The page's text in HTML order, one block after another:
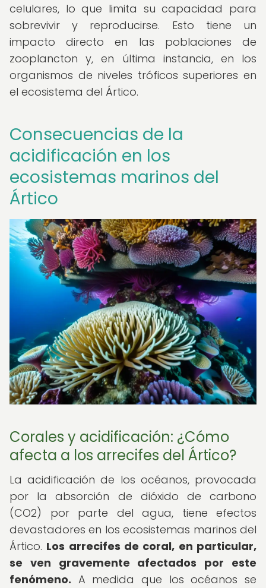
celulares, lo que limita su capacidad para
sobrevivir y reproducirse. Esto tiene un
impacto directo en las poblaciones de
zooplancton y, en última instancia, en los
organismos de niveles tróficos superiores en
el ecosistema del Ártico.
Consecuencias de la
acidificación en los
ecosistemas marinos del
Ártico
Corales y acidificación: ¿Cómo
afecta a los arrecifes del Ártico?
La acidificación de los océanos, provocada
por la absorción de dióxido de carbono
(CO2) por parte del agua, tiene efectos
devastadores en los ecosistemas marinos del
Ártico. Los arrecifes de coral, en particular,
se ven gravemente afectados por este
fenómeno. A medida que los océanos se